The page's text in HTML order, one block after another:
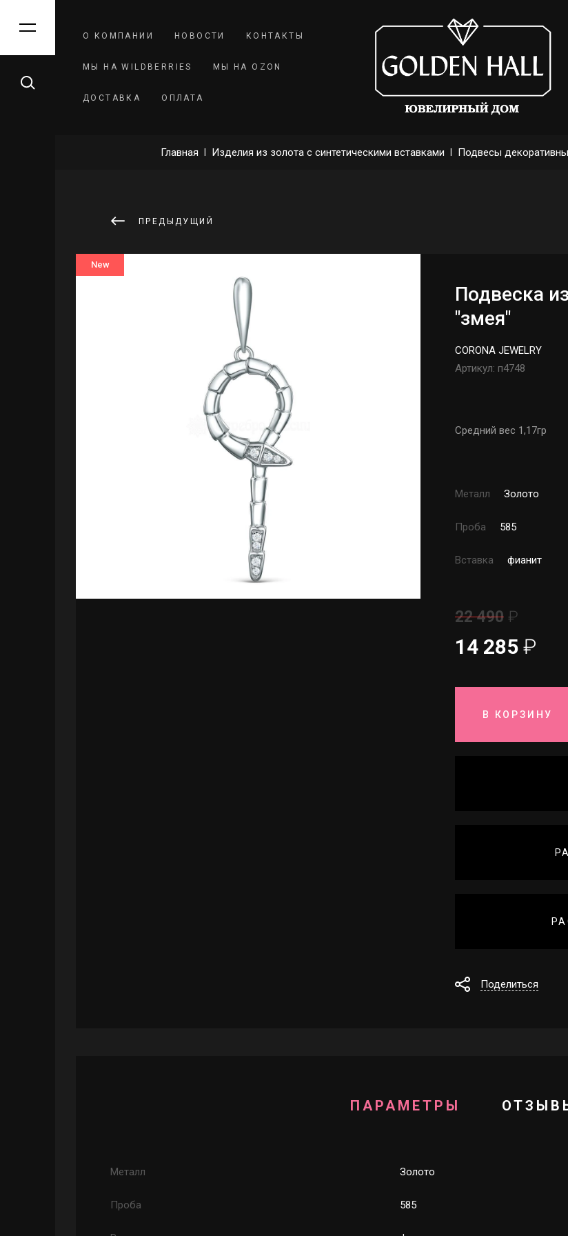
КАТАЛОГ
Изделия из золота без вставок
синтетическими вставками
натуральными камнями
О КОМПАНИИ
НОВОСТИ КОНТАКТЫ
МЫ НА WILDBERRIES МЫ НА OZON
ДОСТАВКА ОПЛАТА
Главная | Изделия из золота с синтетическими вставками | Подвесы
ПРЕДЫДУЩИЙ
New
Подвеска
"змея"
CORONA JEWELRY
Артикул: п4748
Средний вес 1,17гр
Металл Золото
Проба 585
Вставка фианит
22 490 ₽
14 285 ₽
В КОРЗИНУ
Поделиться
ПАРАМЕТРЫ
Металл Золото
Проба 585